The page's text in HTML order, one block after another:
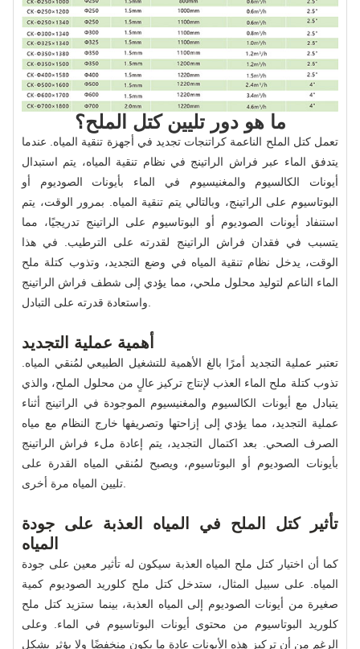
ما هو دور تليين كتل الملح؟
تعمل كتل الملح الناعمة كراتنجات تجديد في أجهزة تنقية المياه. عندما
يتدفق الماء عبر فراش الراتينج في نظام تنقية المياه، يتم استبدال
أيونات الكالسيوم والمغنيسيوم في الماء بأيونات الصوديوم أو
البوتاسيوم على الراتينج، وبالتالي يتم تنقية المياه. بمرور الوقت، يتم
استنفاد أيونات الصوديوم أو البوتاسيوم على الراتينج تدريجيًا، مما
يتسبب في فقدان فراش الراتينج لقدرته على الترطيب. في هذا
الوقت، يدخل نظام تنقية المياه في وضع التجديد، وتذوب كتلة ملح
الماء الناعم لتوليد محلول ملحي، مما يؤدي إلى شطف فراش الراتينج
أهمية عملية التجديد
تعتبر عملية التجديد أمرًا بالغ الأهمية للتشغيل الطبيعي لمُنقي المياه.
تذوب كتلة ملح الماء العذب لإنتاج تركيز عالٍ من محلول الملح، والذي
يتبادل مع أيونات الكالسيوم والمغنيسيوم الموجودة في الراتينج أثناء
عملية التجديد، مما يؤدي إلى إزاحتها وتصريفها خارج النظام مع مياه
الصرف الصحي. بعد اكتمال التجديد، يتم إعادة ملء فراش الراتينج
بأيونات الصوديوم أو البوتاسيوم، ويصبح لمُنقي المياه القدرة على
تأثير كتل الملح في المياه العذبة على جودة
المياه
كما أن اختيار كتل ملح المياه العذبة سيكون له تأثير معين على جودة
المياه. على سبيل المثال، ستدخل كتل ملح كلوريد الصوديوم كمية
صغيرة من أيونات الصوديوم إلى المياه العذبة، بينما ستزيد كتل ملح
كلوريد البوتاسيوم من محتوى أيونات البوتاسيوم في الماء. وعلى
الرغم من أن تركيز هذه الأيونات عادة ما يكون منخفضًا ولا يؤثر بشكل